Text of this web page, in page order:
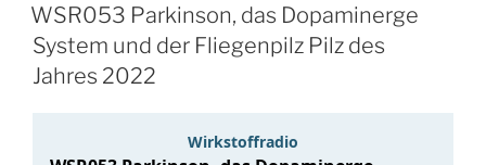
WSR053 Parkinson, das Dopaminerge
System und der Fliegenpilz Pilz des
Jahres 2022